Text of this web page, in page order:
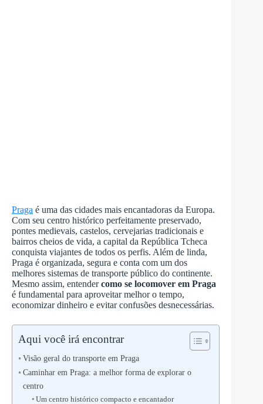
Praga é uma das cidades mais encantadoras da Europa.
Com seu centro histórico perfeitamente preservado,
pontes medievais, castelos, cervejarias tradicionais e
bairros cheios de vida, a capital da República Tcheca
conquista viajantes de todos os perfis. Além de linda,
Praga é organizada, segura e conta com um dos
melhores sistemas de transporte público do continente.
Mesmo assim, entendercomo se locomover em Praga
é fundamental para aproveitar melhor o tempo,
economizar dinheiro e evitar confusões desnecessárias.
Aqui você irá encontrar
Visão geral do transporte em Praga
Caminhar em Praga: a melhor forma de explorar o
centro
Um centro histórico compacto e encantador